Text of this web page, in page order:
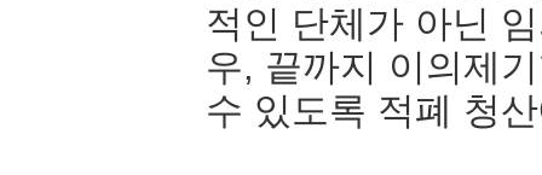
적인 단체가 아닌
우, 끝까지 이의제
수 있도록 적폐 청